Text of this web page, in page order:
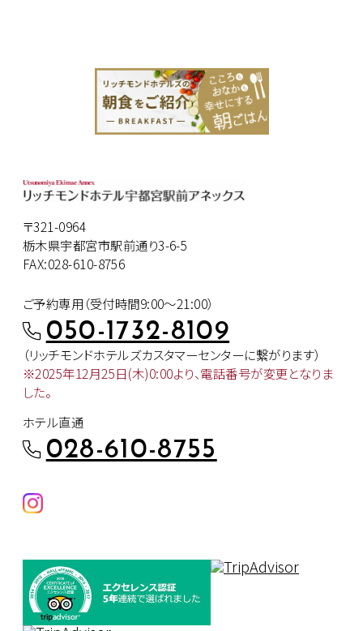
〒321-0964
栃木県宇都宮市駅前通り3-6-5
FAX:028-610-8756
ご予約専用（受付時間9:00～21:00）
050-1732-8109
（リッチモンドホテルズカスタマーセンターに繋がります）
※2025年12月25日(木)0:00より、電話番号が変更となりま
した。
ホテル直通
028-610-8755